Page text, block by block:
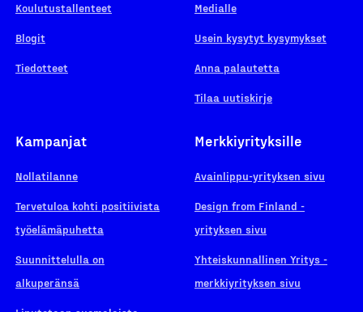
Koulutustallenteet
Blogit
Tiedotteet
Medialle
Usein kysytyt kysymykset
Anna palautetta
Tilaa uutiskirje
Kampanjat
Nollatilanne
Tervetuloa kohti positiivista
työelämäpuhetta
Suunnittelulla on
alkuperänsä
Merkkiyrityksille
Avainlippu-yrityksen sivu
Design from Finland -
yrityksen sivu
Yhteiskunnallinen Yritys -
merkkiyrityksen sivu